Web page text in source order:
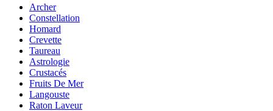
Archer
Constellation
Homard
Crevette
Taureau
Astrologie
Crustacés
Fruits De Mer
Langouste
Raton Laveur